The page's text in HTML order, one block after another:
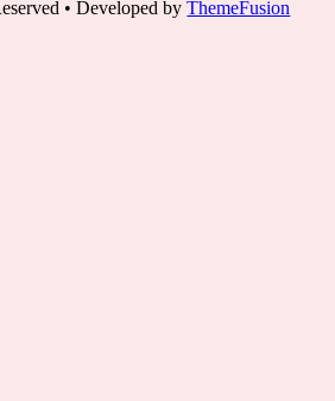
• Developed byThemeFusion